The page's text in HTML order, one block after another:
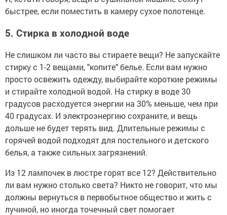
быстрее, если поместить в камеру сухое полотенце.
5. Стирка в холодной воде
Не слишком ли часто вы стираете вещи? Не запускайте
стирку с 1-2 вещами, "копите" белье. Если вам нужно
просто освежить одежду, выбирайте короткие режимы
и стирайте холодной водой. На стирку в воде 30
градусов расходуется энергии на 30% меньше, чем при
40 градусах. И электроэнергию сохраните, и вещь
дольше не будет терять вид. Длительные режимы с
горячей водой подходят для постельного и детского
белья, а также сильных загрязнений.
Из 12 лампочек в люстре горят все 12? Действительно
ли вам нужно столько света? Никто не говорит, что мы
должны вернуться в первобытное общество и жить с
лучиной, но иногда точечный свет помогает